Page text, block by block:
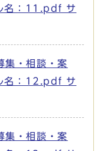
名：11.pdf サ
集・相談・案
名：12.pdf サ
集・相談・案